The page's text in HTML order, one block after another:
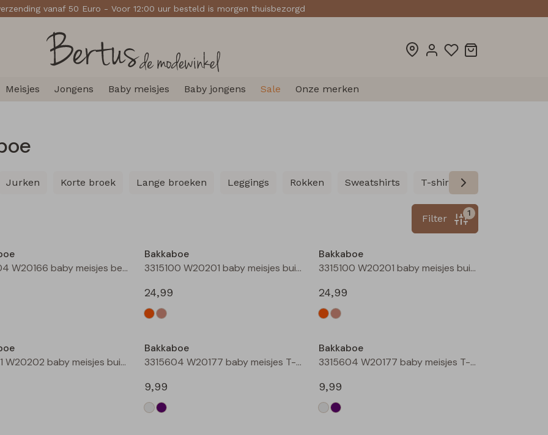
vanaf 50 Euro - Voor 12:00 uur besteld is morgen thuisbezorgd
Meisjes Jongens Baby meisjes Baby jongens Sale Onze merken
Jurken Korte broek Lange broeken Leggings Rokken Sweatshirts T-shirts lange mouw
1
Filter
3315204 W20166 baby meisjes bermuda Grijs midden
Bakkaboe
3315100 W20201 baby meisjes buiten jack Perzik
24,99
Bakkaboe
3315100 W20201 baby meisjes buiten jack Zand
24,99
3315101 W20202 baby meisjes buiten jack Champagne
Bakkaboe
3315604 W20177 baby meisjes T-shirt lm Cream
9,99
Bakkaboe
3315604 W20177 baby meisjes T-shirt lm Lila
9,99